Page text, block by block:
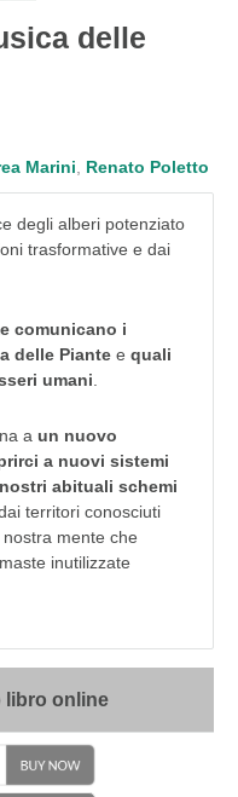
delle
Marini Renato Poletto
degli alberi potenziato
trasformative e dai
comunicano i
delle Piante e quali
umani.
a un nuovo
a nuovi sistemi
abituali schemi
territori conosciuti
mente che
inutilizzate
libro online